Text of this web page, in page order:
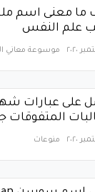
علم النفس
موسوعة معاني
على عبارات
المتفوقات
منوعات